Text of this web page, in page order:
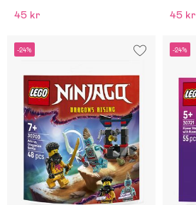
45 kr 45 kr
-24% -24%